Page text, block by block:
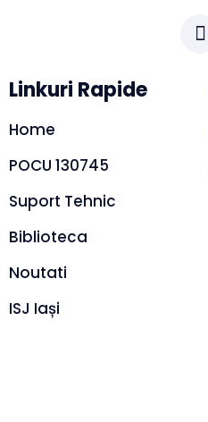
Linkuri Rapide
Home
POCU 130745
Suport Tehnic
Biblioteca
Noutati
ISJ Iași